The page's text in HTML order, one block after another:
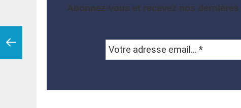
Abonnez-vous et recevez nos